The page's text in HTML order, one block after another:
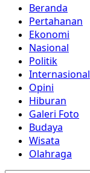
Primary
Menu
Beranda
Pertahanan
Ekonomi
Nasional
Politik
Internasional
Opini
Hiburan
Galeri Foto
Budaya
Wisata
Olahraga